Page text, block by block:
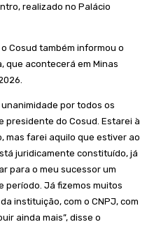
realizado no Palácio
Cosud também informou o
que acontecerá em Minas
por todos os
presidente do Cosud. Estarei à
mas farei aquilo que estiver ao
juridicamente constituído, já
para o meu sucessor um
período. Já fizemos muitos
instituição, com o CNPJ, com
ainda mais”, disse o